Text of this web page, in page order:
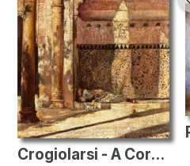
Crogiolarsi - A Corner in Alhambra